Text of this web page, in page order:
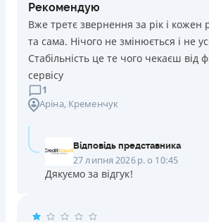
Рекомендую
Вже третє звернення за рік і кожен
та сама. Нічого не змінюється і не
Стабільність це те чого чекаєш від
сервісу
1
Аріна, Кременчук
Відповідь представника
27 липня 2026 р. о 10:45
Дякуємо за відгук!